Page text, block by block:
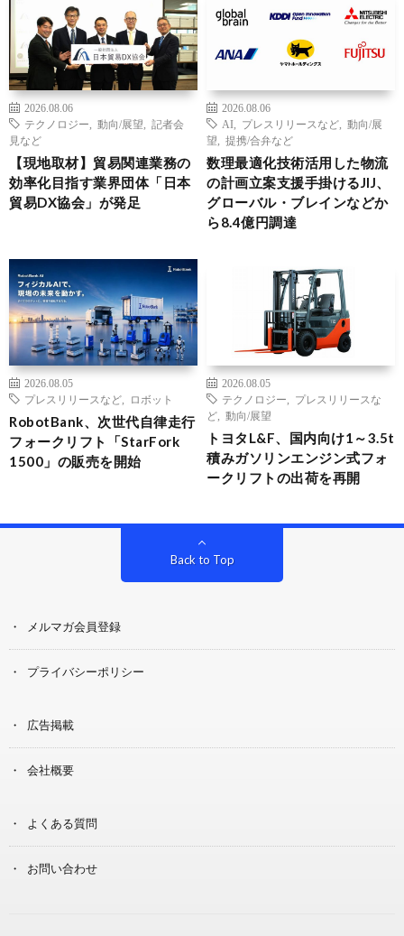
2026.08.06
テクノロジー
動向/展望
記者会
見など
【現地取材】貿易関連業務の
効率化目指す業界団体「日本
貿易DX協会」が発足
2026.08.06
AI
プレスリリースなど
動向/展
望
提携/合弁など
数理最適化技術活用した物流
の計画立案支援手掛けるJIJ、
グローバル・ブレインなどか
ら8.4億円調達
2026.08.05
プレスリリースなど
ロボット
RobotBank、次世代自律走行
フォークリフト「StarFork
1500」の販売を開始
2026.08.05
テクノロジー
プレスリリースな
ど
動向/展望
トヨタL&F、国内向け1～3.5t
積みガソリンエンジン式フォ
ークリフトの出荷を再開
Back to Top
メルマガ会員登録
プライバシーポリシー
広告掲載
会社概要
よくある質問
お問い合わせ